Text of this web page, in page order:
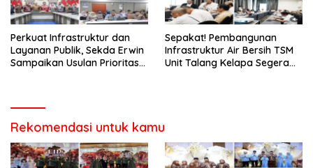
Perkuat Infrastruktur dan
Layanan Publik, Sekda Erwin
Sampaikan Usulan Prioritas
Sepakat! Pembangunan
Infrastruktur Air Bersih TSM
Unit Talang Kelapa Segera
Rekomendasi untuk kamu